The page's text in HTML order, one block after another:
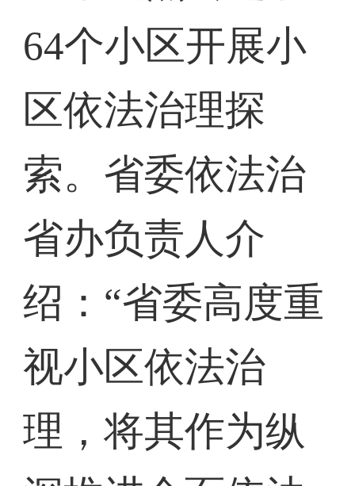
64个小区开展小
区依法治理探
索。省委依法治
省办负责人介
绍：“省委高度重
视小区依法治
理，将其作为纵